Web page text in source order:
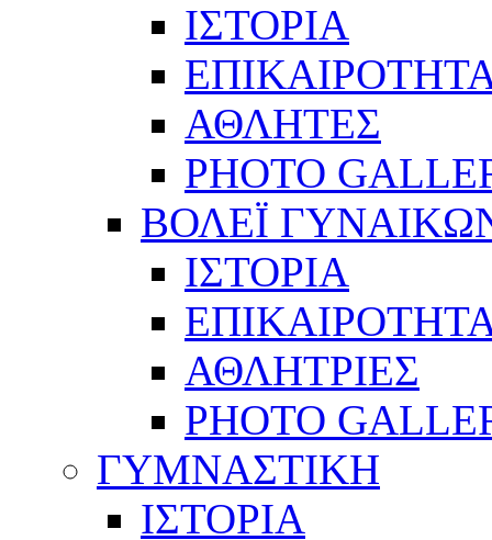
ΙΣΤΟΡΙΑ
ΑΘΛΗΤΕΣ
PHOTO
ΒΟΛΕΪ
ΙΣΤΟΡΙΑ
ΑΘΛΗΤΡΙΕΣ
PHOTO
ΓΥΜΝΑΣΤΙΚΗ
ΙΣΤΟΡΙΑ